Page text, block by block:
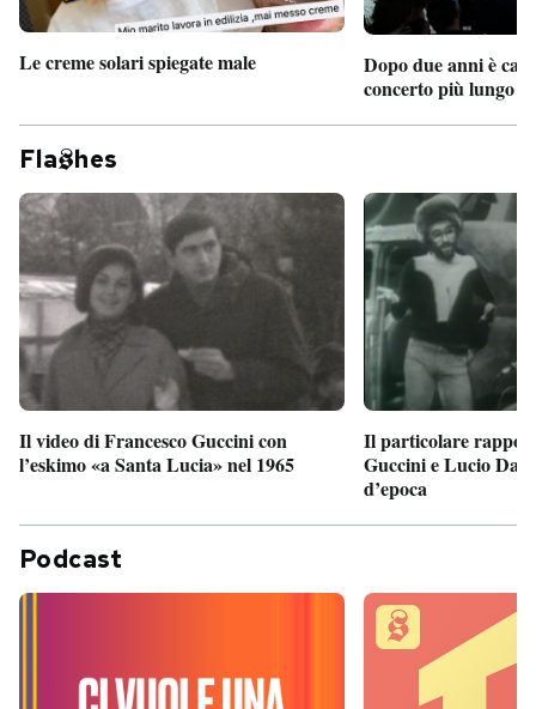
Le creme solari spiegate male
Dopo due anni è
concerto più lungo
Fla hes
Il video di Francesco Guccini con
l’eskimo «a Santa Lucia» nel 1965
Il particolare
Guccini e Lucio
d’epoca
Podcast